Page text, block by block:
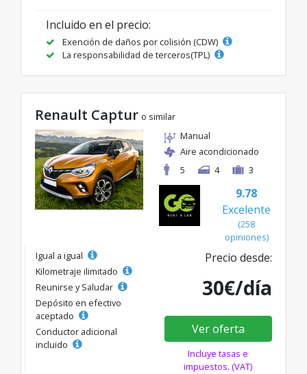
Incluido en el precio:
Exención de daños por colisión (CDW)
La responsabilidad de terceros(TPL)
Renault Captur o similar
Manual
Aire acondicionado
5
4 3
9.78
Excelente
(258
opiniones)
Igual a igual
Kilometraje ilimitado
Reunirse y Saludar
Depósito en efectivo
aceptado
Conductor adicional
incluido
Precio desde:
30€/día
Ver oferta
Incluye tasas e
impuestos. (VAT)